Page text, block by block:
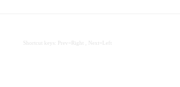
Shortcut keys: Prev=Right , Next=Left